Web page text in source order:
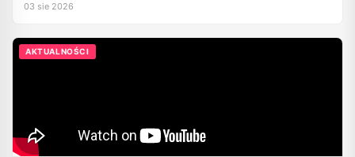
03 sie 2026
AKTUALNOŚCI